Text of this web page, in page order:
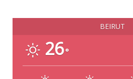
BEIRUT
26°